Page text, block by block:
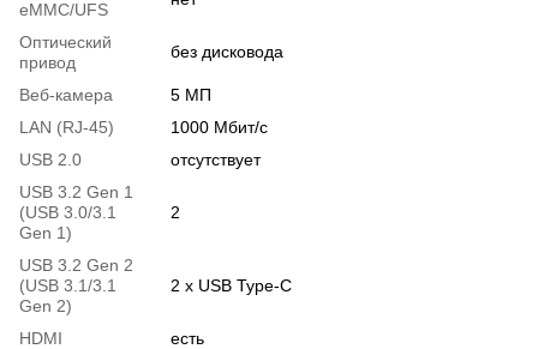
eMMC/UFS
Оптический
привод
без дисковода
Веб-камера
5 МП
LAN (RJ-45)
1000 Мбит/с
USB 2.0
отсутствует
USB 3.2 Gen 1
(USB 3.0/3.1
Gen 1)
2
USB 3.2 Gen 2
(USB 3.1/3.1
Gen 2)
2 x USB Type-C
HDMI
есть